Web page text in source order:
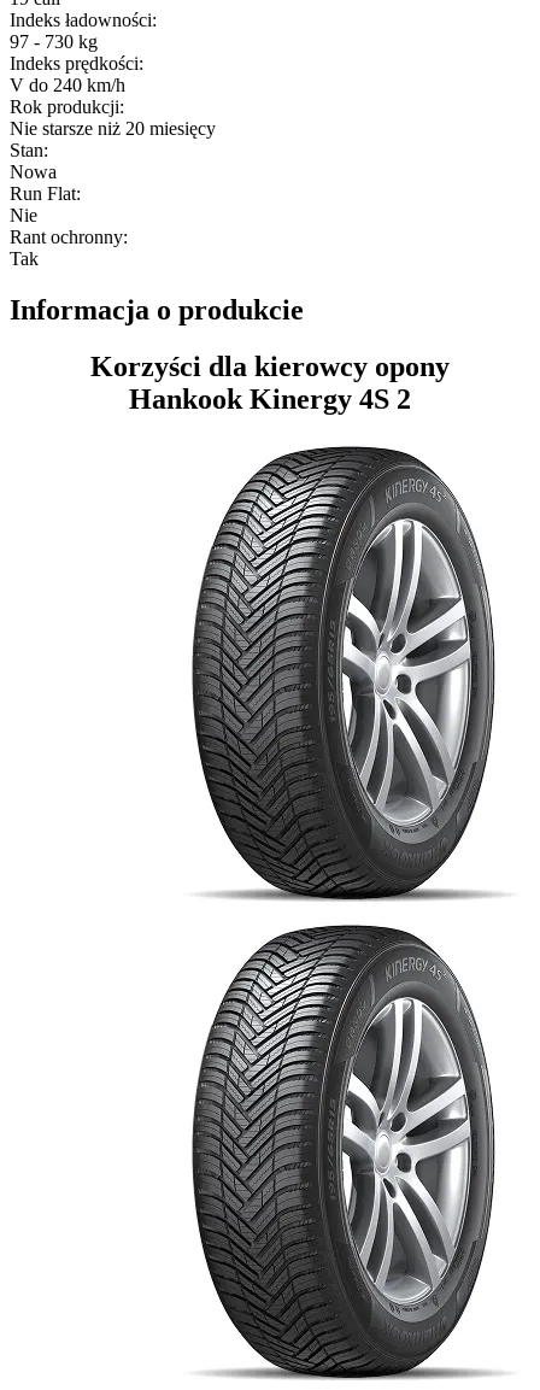
Indeks ładowności:
97 - 730 kg
Indeks prędkości:
V do 240 km/h
Rok produkcji:
Nie starsze niż 20 miesięcy
Stan:
Nowa
Run Flat:
Nie
Rant ochronny:
Tak
Informacja o produkcie
Korzyści dla kierowcy opony
Hankook Kinergy 4S 2